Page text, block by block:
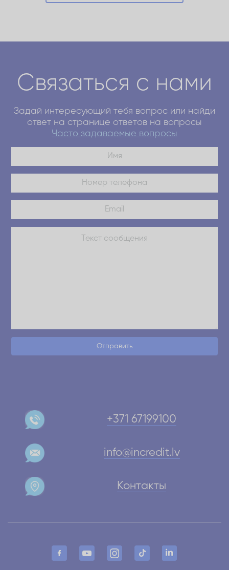
Связаться с нами
Задай интересующий тебя вопрос или найди
ответ на странице ответов на вопросы
Часто задаваемые вопросы
Отправить
+371 67199100
info@incredit.lv
Контакты